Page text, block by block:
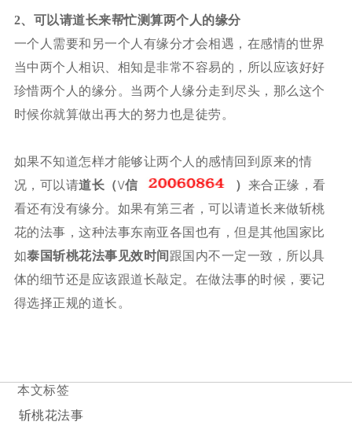
2、可以请道长来帮忙测算两个人的缘分
一个人需要和另一个人有缘分才会相遇，在感情的世界
当中两个人相识、相知是非常不容易的，所以应该好好
珍惜两个人的缘分。当两个人缘分走到尽头，那么这个
时候你就算做出再大的努力也是徒劳。
如果不知道怎样才能够让两个人的感情回到原来的情
况，可以请道长（\/信 ） 来合正缘，看
看还有没有缘分。如果有第三者，可以请道长来做斩桃
花的法事，这种法事东南亚各国也有，但是其他国家比
如泰国斩桃花法事见效时间 跟国内不一定一致，所以具
体的细节还是应该跟道长敲定。在做法事的时候，要记
得选择正规的道长。
本文标签
斩桃花法事